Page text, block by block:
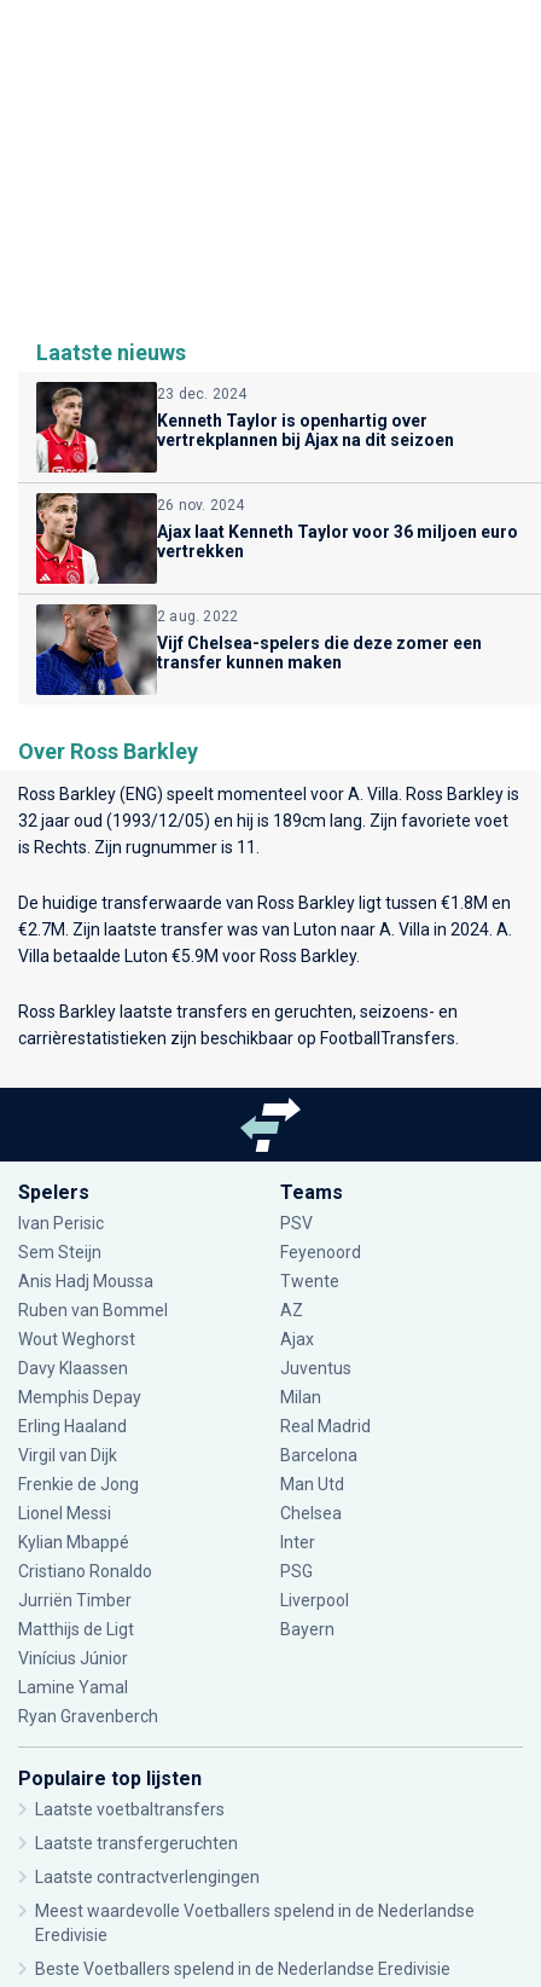
Laatste nieuws
23 dec. 2024
Kenneth Taylor is openhartig over
vertrekplannen bij Ajax na dit seizoen
26 nov. 2024
Ajax laat Kenneth Taylor voor 36 miljoen euro
vertrekken
2 aug. 2022
Vijf Chelsea-spelers die deze zomer een
transfer kunnen maken
Over Ross Barkley
Ross Barkley (ENG) speelt momenteel voorA. Villa . Ross Barkley is
32 jaar oud (1993/12/05) en hij is 189cm lang. Zijn favoriete voet
is Rechts. Zijn rugnummer is 11.
De huidige transferwaarde van Ross Barkley ligt tussen €1.8M en
€2.7M. Zijn laatste transfer was van Luton naar A. Villa in 2024. A.
Villa betaalde Luton €5.9M voor Ross Barkley.
Ross Barkley laatste transfers en geruchten, seizoens- en
carrièrestatistieken zijn beschikbaar op FootballTransfers.
Spelers
Ivan Perisic
Sem Steijn
Anis Hadj Moussa
Ruben van Bommel
Wout Weghorst
Davy Klaassen
Memphis Depay
Erling Haaland
Virgil van Dijk
Frenkie de Jong
Lionel Messi
Kylian Mbappé
Cristiano Ronaldo
Jurriën Timber
Matthijs de Ligt
Vinícius Júnior
Lamine Yamal
Ryan Gravenberch
Teams
PSV
Feyenoord
Twente
AZ
Ajax
Juventus
Milan
Real Madrid
Barcelona
Man Utd
Chelsea
Inter
PSG
Liverpool
Bayern
Populaire top lijsten
Laatste voetbaltransfers
Laatste transfergeruchten
Laatste contractverlengingen
Meest waardevolle Voetballers spelend in de Nederlandse
Eredivisie
Beste Voetballers spelend in de Nederlandse Eredivisie